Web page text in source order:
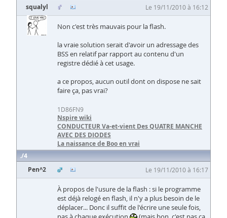
squalyl
Le 19/11/2010 à 16:12
Non c'est très mauvais pour la flash.
la vraie solution serait d'avoir un adressage des
BSS en relatif par rapport au contenu d'un
registre dédié à cet usage.
a ce propos, aucun outil dont on dispose ne sait
faire ça, pas vrai?
1D86FN9
Nspire wiki
CONDUCTEUR Va-et-vient Des QUATRE MANCHE
AVEC DES DIODES
La naissance de Boo en vrai
4
Pen^2
Le 19/11/2010 à 16:17
À propos de l'usure de la flash : si le programme
est déjà relogé en flash, il n'y a plus besoin de le
déplacer... Donc il suffit de l'écrire une seule fois,